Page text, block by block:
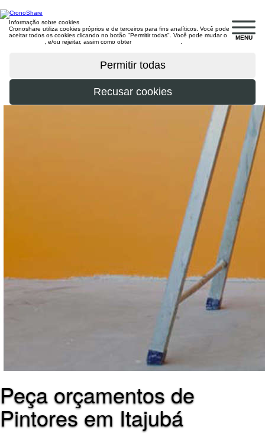
MENU
Informação sobre cookies
Cronoshare utiliza cookies próprios e de terceiros para fins analíticos. Você pode
aceitar todos os cookies clicando no botão "Permitir todas". Você pode mudar o
, e/ou rejeitar, assim como obter
Peça orçamentos de
Pintores em Itajubá